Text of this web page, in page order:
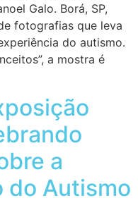
Galo. Borá, SP,
fotografias que leva
do autismo.
a mostra é
a
do Autismo